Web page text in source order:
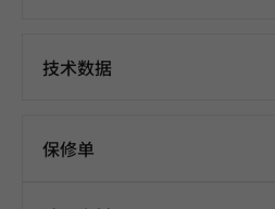
技术数据
保修单